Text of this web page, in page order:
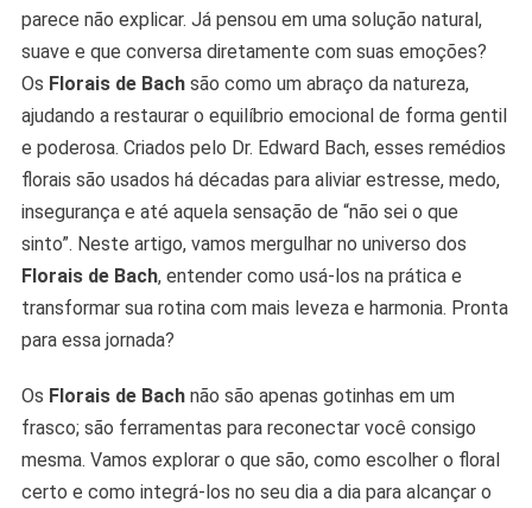
parece não explicar. Já pensou em uma solução natural,
suave e que conversa diretamente com suas emoções?
Os Florais de Bachsão como um abraço da natureza,
ajudando a restaurar o equilíbrio emocional de forma gentil
e poderosa. Criados pelo Dr. Edward Bach, esses remédios
florais são usados há décadas para aliviar estresse, medo,
insegurança e até aquela sensação de “não sei o que
sinto”. Neste artigo, vamos mergulhar no universo dos
Florais de Bach, entender como usá-los na prática e
transformar sua rotina com mais leveza e harmonia. Pronta
para essa jornada?
Os Florais de Bachnão são apenas gotinhas em um
frasco; são ferramentas para reconectar você consigo
mesma. Vamos explorar o que são, como escolher o floral
certo e como integrá-los no seu dia a dia para alcançar o